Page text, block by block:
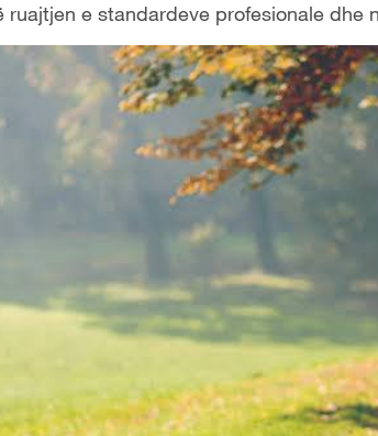
ruajtjen e standardeve profesionale dhe